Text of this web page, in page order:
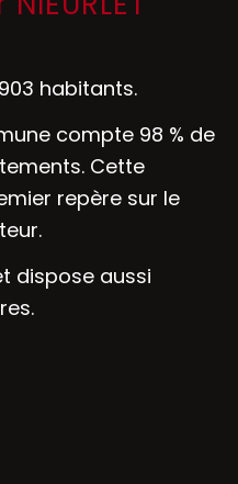
habitants.
compte 98 % de
Cette
repère sur le
dispose aussi